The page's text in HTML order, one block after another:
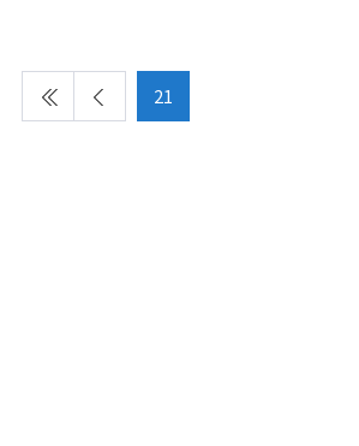
21